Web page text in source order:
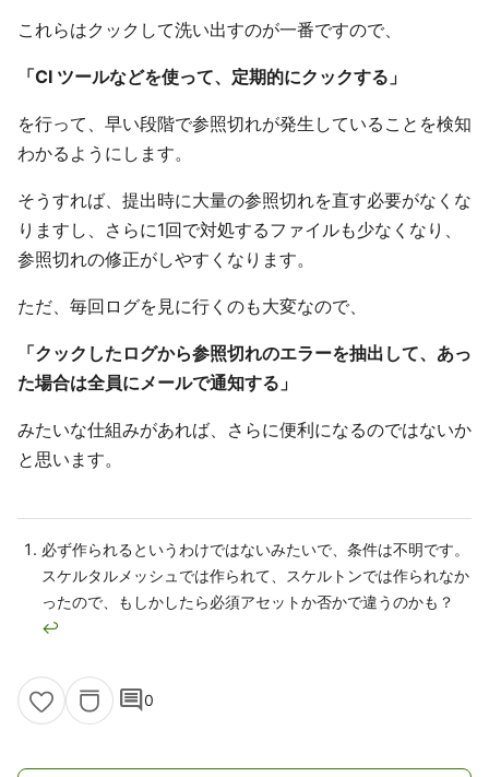
これらはクックして洗い出すのが一番ですので、
「CI ツールなどを使って、定期的にクックする」
を行って、早い段階で参照切れが発生していることを検知
わかるようにします。
そうすれば、提出時に大量の参照切れを直す必要がなくな
りますし、さらに1回で対処するファイルも少なくなり、
参照切れの修正がしやすくなります。
ただ、毎回ログを見に行くのも大変なので、
「クックしたログから参照切れのエラーを抽出して、あっ
た場合は全員にメールで通知する」
みたいな仕組みがあれば、さらに便利になるのではないか
と思います。
必ず作られるというわけではないみたいで、条件は不明です。
スケルタルメッシュでは作られて、スケルトンでは作られなか
ったので、もしかしたら必須アセットか否かで違うのかも？
↩
comment0